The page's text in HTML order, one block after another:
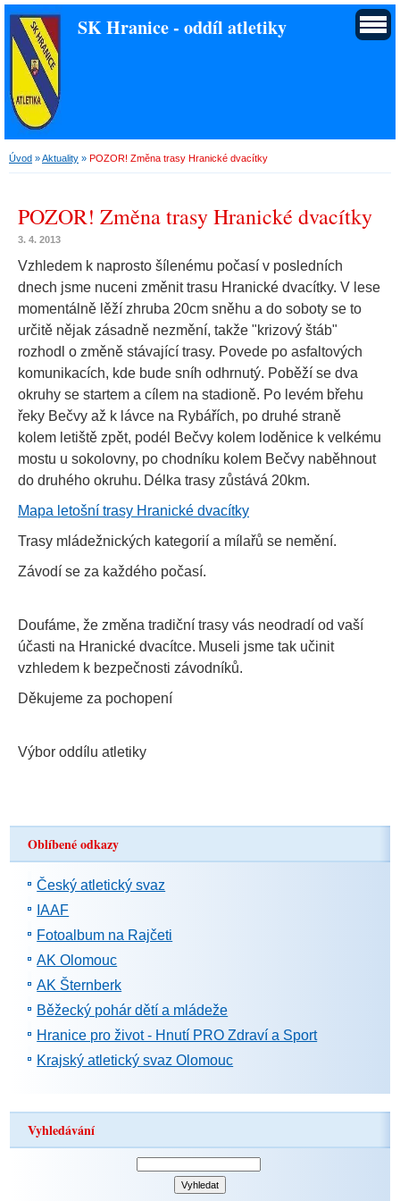
SK Hranice - oddíl atletiky
Úvod »Aktuality » POZOR! Změna trasy Hranické dvacítky
POZOR! Změna trasy Hranické dvacítky
3. 4. 2013
Vzhledem k naprosto šílenému počasí v posledních
dnech jsme nuceni změnit trasu Hranické dvacítky. V lese
momentálně lěží zhruba 20cm sněhu a do soboty se to
určitě nějak zásadně nezmění, takže "krizový štáb"
rozhodl o změně stávající trasy. Povede po asfaltových
komunikacích, kde bude sníh odhrnutý. Poběží se dva
okruhy se startem a cílem na stadioně. Po levém břehu
řeky Bečvy až k lávce na Rybářích, po druhé straně
kolem letiště zpět, podél Bečvy kolem loděnice k velkému
mostu u sokolovny, po chodníku kolem Bečvy naběhnout
do druhého okruhu. Délka trasy zůstává 20km.
Mapa letošní trasy Hranické dvacítky
Trasy mládežnických kategorií a mílařů se nemění.
Závodí se za každého počasí.
Doufáme, že změna tradiční trasy vás neodradí od vaší
účasti na Hranické dvacítce. Museli jsme tak učinit
vzhledem k bezpečnosti závodníků.
Děkujeme za pochopení
Výbor oddílu atletiky
Oblíbené odkazy
Český atletický svaz
IAAF
Fotoalbum na Rajčeti
AK Olomouc
AK Šternberk
Běžecký pohár dětí a mládeže
Hranice pro život - Hnutí PRO Zdraví a Sport
Krajský atletický svaz Olomouc
Vyhledávání